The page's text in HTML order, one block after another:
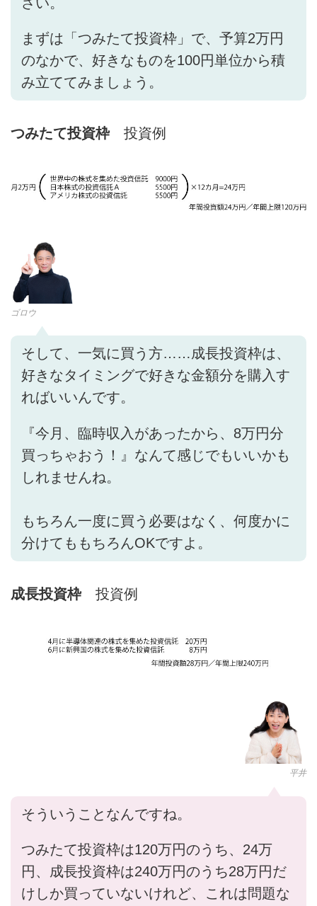
まずは「つみたて投資枠」で、予算2万円
のなかで、好きなものを100円単位から積
み立ててみましょう。
つみたて投資枠投資例
ゴロウ
そして、一気に買う方……成長投資枠は、
好きなタイミングで好きな金額分を購入す
ればいいんです。
『今月、臨時収入があったから、8万円分
買っちゃおう！』なんて感じでもいいかも
しれませんね。
もちろん一度に買う必要はなく、何度かに
分けてももちろんOKですよ。
成長投資枠投資例
平井
そういうことなんですね。
つみたて投資枠は120万円のうち、24万
円、成長投資枠は240万円のうち28万円だ
けしか買っていないけれど、これは問題な